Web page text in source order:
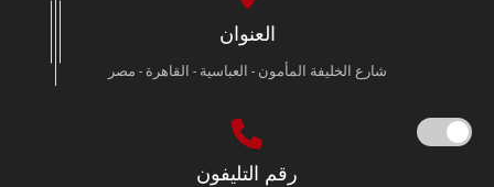
العنوان
شارع الخليفة المأمون - العباسية - القاهرة - مصر
رقم التليفون